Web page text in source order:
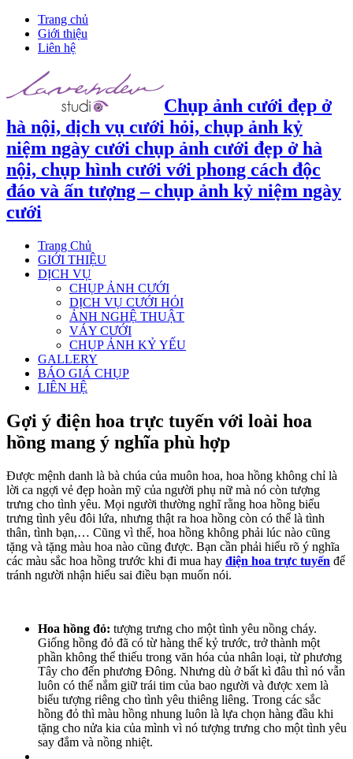
Trang chủ
Giới thiệu
Liên hệ
Chụp ảnh cưới đẹp ở
hà nội, dịch vụ cưới hỏi, chụp ảnh kỷ
niệm ngày cưới chụp ảnh cưới đẹp ở hà
nội, chụp hình cưới với phong cách độc
đáo và ấn tượng – chụp ảnh kỷ niệm ngày
cưới
Trang Chủ
GIỚI THIỆU
DỊCH VỤ
CHỤP ẢNH CƯỚI
DỊCH VỤ CƯỚI HỎI
ẢNH NGHỆ THUẬT
VÁY CƯỚI
CHỤP ẢNH KỶ YẾU
GALLERY
BÁO GIÁ CHỤP
LIÊN HỆ
Gợi ý điện hoa trực tuyến với loài hoa
hồng mang ý nghĩa phù hợp
Được mệnh danh là bà chúa của muôn hoa, hoa hồng không chỉ là
lời ca ngợi vẻ đẹp hoàn mỹ của người phụ nữ mà nó còn tượng
trưng cho tình yêu. Mọi người thường nghĩ rằng hoa hồng biểu
trưng tình yêu đôi lứa, nhưng thật ra hoa hồng còn có thể là tình
thân, tình bạn,… Cũng vì thế, hoa hồng không phải lúc nào cũng
tặng và tặng màu hoa nào cũng được. Bạn cần phải hiểu rõ ý nghĩa
các màu sắc hoa hồng trước khi đi mua hay điện hoa trực tuyến để
tránh người nhận hiểu sai điều bạn muốn nói.
Hoa hồng đỏ: tượng trưng cho một tình yêu nồng cháy.
Giống hồng đỏ đã có từ hàng thế kỷ trước, trở thành một
phần không thể thiếu trong văn hóa của nhân loại, từ phương
Tây cho đến phương Đông. Nhưng dù ở bất kì đâu thì nó vẫn
luôn có thể nắm giữ trái tim của bao người và được xem là
biểu tượng riêng cho tình yêu thiêng liêng. Trong các sắc
hồng đỏ thì màu hồng nhung luôn là lựa chọn hàng đầu khi
tặng cho nửa kia của mình vì nó tượng trưng cho một tình yêu
say đắm và nồng nhiệt.